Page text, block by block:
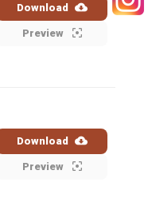
Download
Preview
Download
Preview